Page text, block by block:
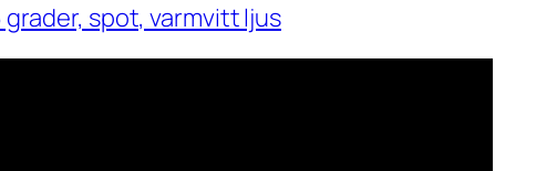
grader, spot, varmvitt ljus